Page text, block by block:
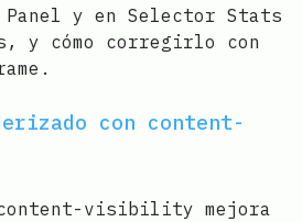
Panel y en Selector Stats
y cómo corregirlo con
con content-
content-visibility mejora